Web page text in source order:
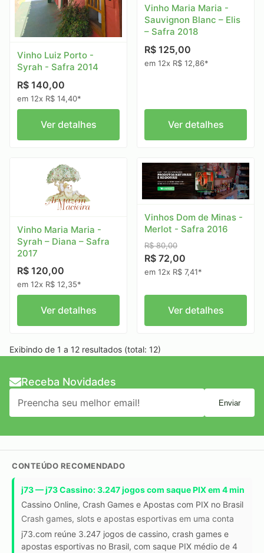
Vinho Luiz Porto -
Syrah - Safra 2014
R$ 140,00
em 12x R$ 14,40*
Ver detalhes
Vinho Maria Maria -
Sauvignon Blanc – Elis
– Safra 2018
R$ 125,00
em 12x R$ 12,86*
Ver detalhes
Vinho Maria Maria -
Syrah – Diana – Safra
2017
R$ 120,00
em 12x R$ 12,35*
Ver detalhes
Vinhos Dom de Minas -
Merlot - Safra 2016
R$ 80,00
R$ 72,00
em 12x R$ 7,41*
Ver detalhes
Exibindo de 1 a 12 resultados (total: 12)
Receba Novidades
Enviar
CONTEÚDO RECOMENDADO
j73 — j73 Cassino: 3.247 jogos com saque PIX em 4 min
Cassino Online, Crash Games e Apostas com PIX no Brasil
Crash games, slots e apostas esportivas em uma conta
j73.com reúne 3.247 jogos de cassino, crash games e
apostas esportivas no Brasil, com saque PIX médio de 4